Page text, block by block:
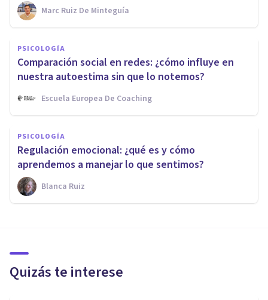
Marc Ruiz De Minteguía
PSICOLOGÍA
Comparación social en redes: ¿cómo influye en
nuestra autoestima sin que lo notemos?
Escuela Europea De Coaching
PSICOLOGÍA
Regulación emocional: ¿qué es y cómo
aprendemos a manejar lo que sentimos?
Blanca Ruiz
Quizás te interese